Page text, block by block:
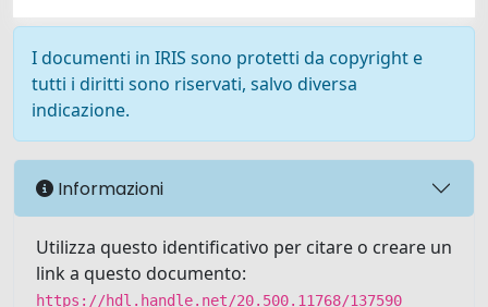
I documenti in IRIS sono protetti da copyright e
tutti i diritti sono riservati, salvo diversa
indicazione.
Informazioni
Utilizza questo identificativo per citare o creare un
link a questo documento:
https://hdl.handle.net/20.500.11768/137590